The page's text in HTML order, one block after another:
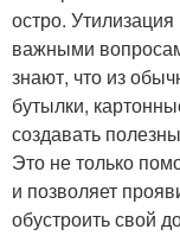
остро.
важными
знают, что из
бутылки,
создавать
Это не только
и позволяет
обустроить свой